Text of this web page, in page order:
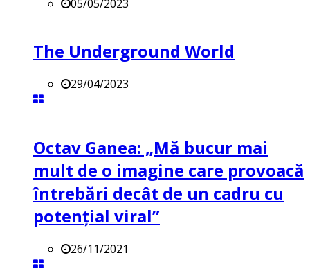
05/05/2023
The Underground World
29/04/2023
Octav Ganea: „Mă bucur mai
mult de o imagine care provoacă
întrebări decât de un cadru cu
potenţial viral”
26/11/2021